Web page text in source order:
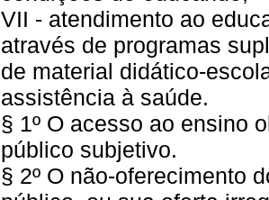
VII - atendimento ao
através de programas
de material didático-
assistência à saúde.
§ 1º O acesso ao ensino
público subjetivo.
§ 2º O não-oferecimento